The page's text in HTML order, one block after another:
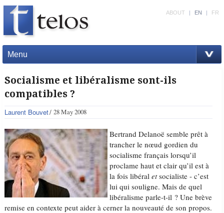
Menu
ABOUT | EN | FR
Socialisme et libéralisme sont-ils
compatibles ?
Laurent Bouvet 28 May 2008
Bertrand Delanoë semble prêt à
trancher le nœud gordien du
socialisme français lorsqu’il
proclame haut et clair qu’il est à
la fois libéraletsocialiste - c’est
lui qui souligne. Mais de quel
libéralisme parle-t-il ? Une brève
remise en contexte peut aider à cerner la nouveauté de son propos.